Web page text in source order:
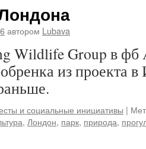
автором Lubava
Wildlife Group в фб
из проекта
и социальные инициативы |
, Лондон, парк, природа,